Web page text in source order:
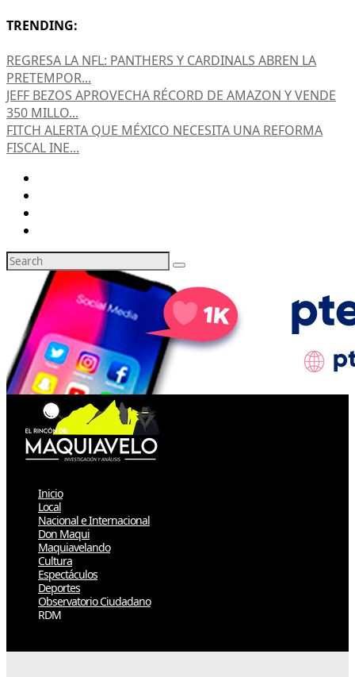
TRENDING:
REGRESA LA NFL: PANTHERS Y CARDINALS ABREN LA
PRETEMPOR...
JEFF BEZOS APROVECHA RÉCORD DE AMAZON Y VENDE
350 MILLO...
FITCH ALERTA QUE MÉXICO NECESITA UNA REFORMA
FISCAL INE...
Inicio
Local
Nacional e Internacional
Don Maqui
Maquiavelando
Cultura
Espectáculos
Deportes
Observatorio Ciudadano
RDM